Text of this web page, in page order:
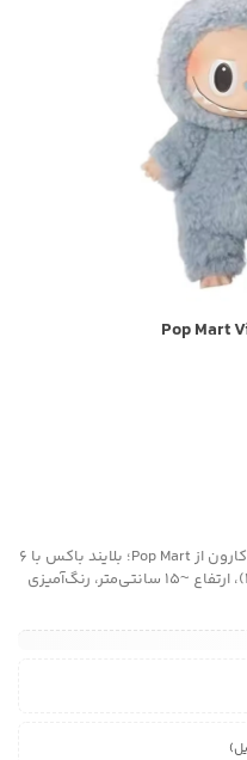
عروسک فیگور کلکسیونی Labubu طرح ماکارون از Pop Mart؛ بلایند باکس با ۶
طرح معمولی و ۱ نسخهٔ مخفی (احتمال ۱/۷۲)، ارتفاع ~۱۵ سانتی‌متر، رنگ‌آمیزی